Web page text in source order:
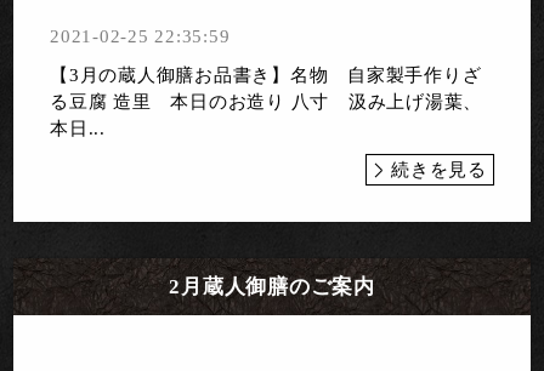
2021-02-25 22:35:59
【3月の蔵人御膳お品書き】名物 自家製手作りざ
る豆腐 造里 本日のお造り 八寸 汲み上げ湯葉、
本日...
続きを見る
2月蔵人御膳のご案内